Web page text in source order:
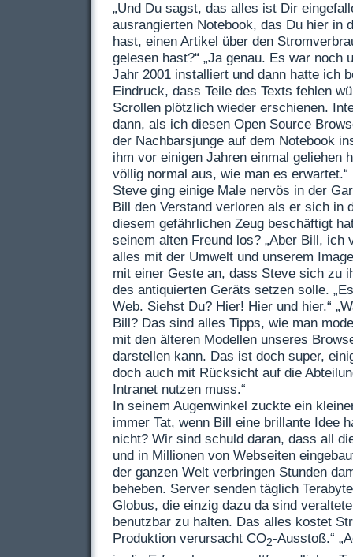
„Und Du sagst, das alles ist Dir
ausrangierten Notebook, das Du hier in
hast, einen Artikel über den
gelesen hast?“ „Ja genau. Es war noch
Jahr 2001 installiert und dann hatte ich
Eindruck, dass Teile des Texts fehlen
Scrollen plötzlich wieder erschienen.
dann, als ich diesen Open Source
der Nachbarsjunge auf dem Notebook
ihm vor einigen Jahren einmal geliehen
völlig normal aus, wie man es erwartet.“
Steve ging einige Male nervös in der
Bill den Verstand verloren als er sich in
diesem gefährlichen Zeug beschäftigt
seinem alten Freund los? „Aber Bill, ich
alles mit der Umwelt und unserem
mit einer Geste an, dass Steve sich zu
des antiquierten Geräts setzen solle.
Web. Siehst Du? Hier! Hier und hier.“
Bill? Das sind alles Tipps, wie man
mit den älteren Modellen unseres
darstellen kann. Das ist doch super,
doch auch mit Rücksicht auf die
Intranet nutzen muss.“
In seinem Augenwinkel zuckte ein
immer Tat, wenn Bill eine brillante Idee
nicht? Wir sind schuld daran, dass all
und in Millionen von Webseiten
der ganzen Welt verbringen Stunden
beheben. Server senden täglich
Globus, die einzig dazu da sind
benutzbar zu halten. Das alles kostet
Produktion verursacht CO2-Ausstoß.“